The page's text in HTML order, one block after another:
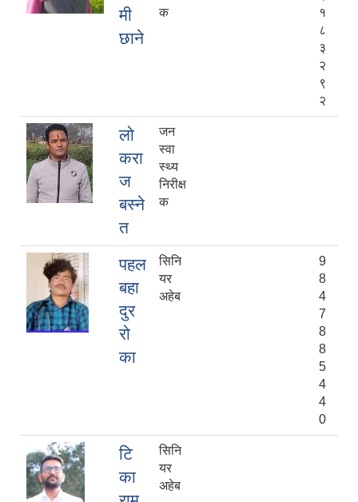
मी
छाने
क
१
८
३
२
९
२
लो
करा
ज
बस्ने
त
जन
स्वा
स्थ्य
निरीक्ष
क
पहल
बहा
दुर
रो
का
सिनि
यर
अहेब
9
8
4
7
8
8
5
4
4
0
टि
का
सिनि
यर
अहेब